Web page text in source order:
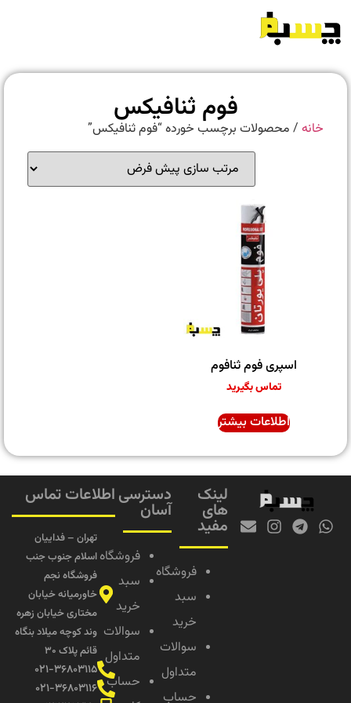
فوم ثنافیکس
خانه/ محصولات برچسب خورده “فوم ثنافیکس”
اسپری فوم ثنافوم
تماس بگیرید
اطلاعات بیشتر
لینک
های
مفید
فروشگاه
سبد
خرید
سوالات
متداول
حساب
دسترسی
آسان
فروشگاه
سبد
خرید
سوالات
متداول
حساب
اطلاعات تماس
تهران – فداییان
اسلام جنوب جنب
فروشگاه نجم
خاورمیانه خیابان
مختاری خیابان زهره
وند کوچه میلاد بنگاه
قائم پلاک ۳۰
۰۲۱-۳۶۸۰۳۱۱۵
۰۲۱-۳۶۸۰۳۱۱۶